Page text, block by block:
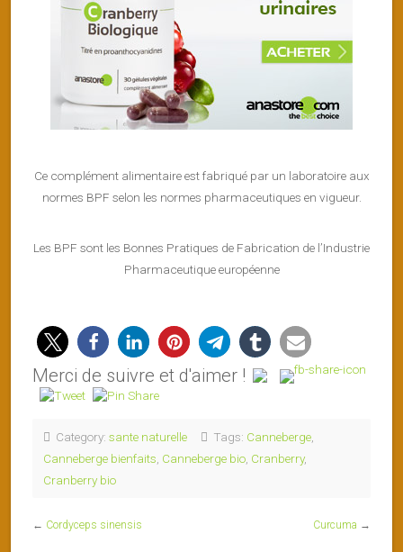
Ce complément alimentaire est fabriqué par un laboratoire aux
normes BPF selon les normes pharmaceutiques en vigueur.
Les BPF sont les Bonnes Pratiques de Fabrication de l’Industrie
Pharmaceutique européenne
Merci de suivre et d'aimer !
Category: sante naturelle Tags: Canneberge
Canneberge bienfaits Canneberge bio Cranberry,
Cranberry bio
← Cordyceps sinensis Curcuma →